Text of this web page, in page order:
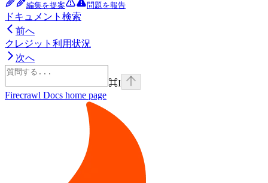
編集を提案 問題を報告
ドキュメント検索
前へ
クレジット利用状況
次へ
⌘I
Firecrawl Docs home page